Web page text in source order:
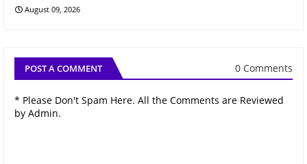
August 09, 2026
POST A COMMENT 0 Comments
* Please Don't Spam Here. All the Comments are Reviewed
by Admin.